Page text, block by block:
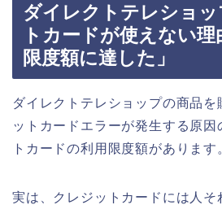
ダイレクトテレショ
トカードが使えない理
限度額に達した」
ダイレクトテレショップの商品を
ットカードエラーが発生する原因
トカードの利用限度額があります
実は、クレジットカードには人そ